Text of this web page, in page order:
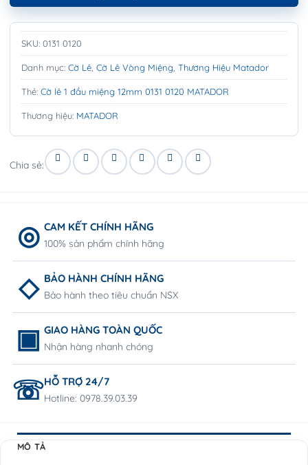
SKU: 0131 0120
Danh mục: Cờ Lê Cờ Lê Vòng Miệng Thương Hiệu Matador
Thẻ: Cờ lê 1 đầu miệng 12mm 0131 0120 MATADOR
Thương hiệu: MATADOR
Chia sẻ:
CAM KẾT CHÍNH HÃNG
100% sản phẩm chính hãng
BẢO HÀNH CHÍNH HÃNG
Bảo hành theo tiêu chuẩn NSX
GIAO HÀNG TOÀN QUỐC
Nhận hàng nhanh chóng
HỖ TRỢ 24/7
Hotline: 0978.39.03.39
MÔ TẢ